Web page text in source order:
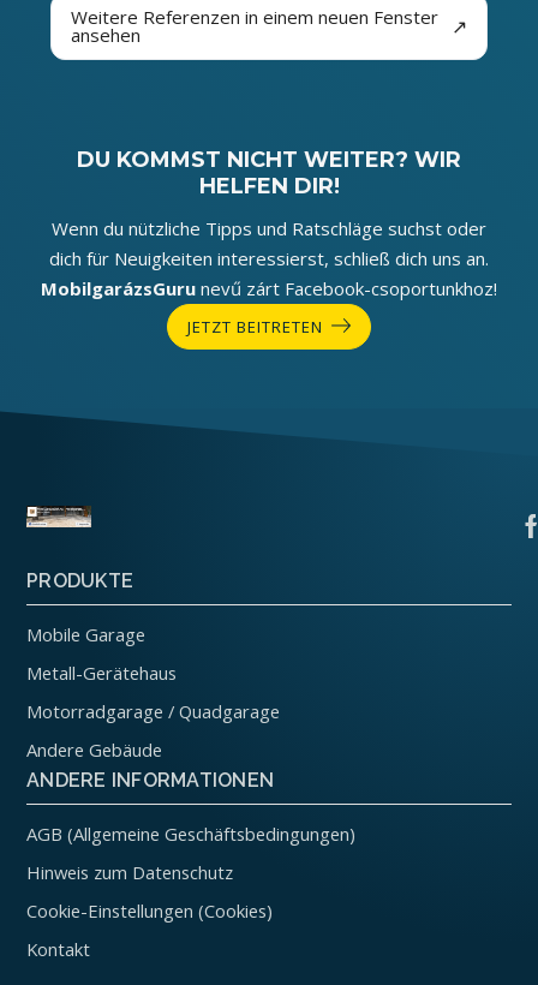
Weitere Referenzen in einem neuen Fenster
ansehen ↗
DU KOMMST NICHT WEITER? WIR
HELFEN DIR!
Wenn du nützliche Tipps und Ratschläge suchst oder
dich für Neuigkeiten interessierst, schließ dich uns an.
MobilgarázsGuru nevű zárt Facebook-csoportunkhoz!
JETZT BEITRETEN
PRODUKTE
Mobile Garage
Metall-Gerätehaus
Motorradgarage / Quadgarage
Andere Gebäude
ANDERE INFORMATIONEN
AGB (Allgemeine Geschäftsbedingungen)
Hinweis zum Datenschutz
Cookie-Einstellungen (Cookies)
Kontakt